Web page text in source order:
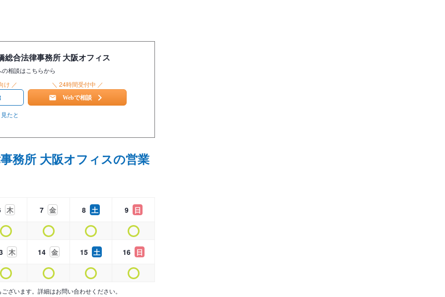
総合法律事務所 大阪オフィス
の相談はこちらから
＼ 24時間受付中 ／
Webで相談
け ／
たと
務所 大阪オフィスの営業
木 7 金 8 土 9 日
木 14 金 15 土 16 日
ざいます。詳細はお問い合わせください。